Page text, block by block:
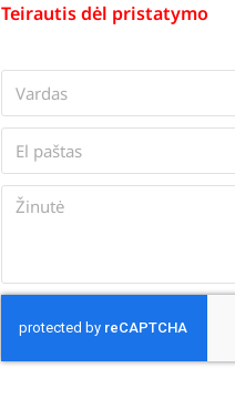
Teirautis dėl pristatymo